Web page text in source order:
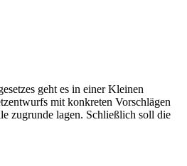
geht es in einer Kleinen
mit konkreten Vorschlägen
zugrunde lagen. Schließlich soll die